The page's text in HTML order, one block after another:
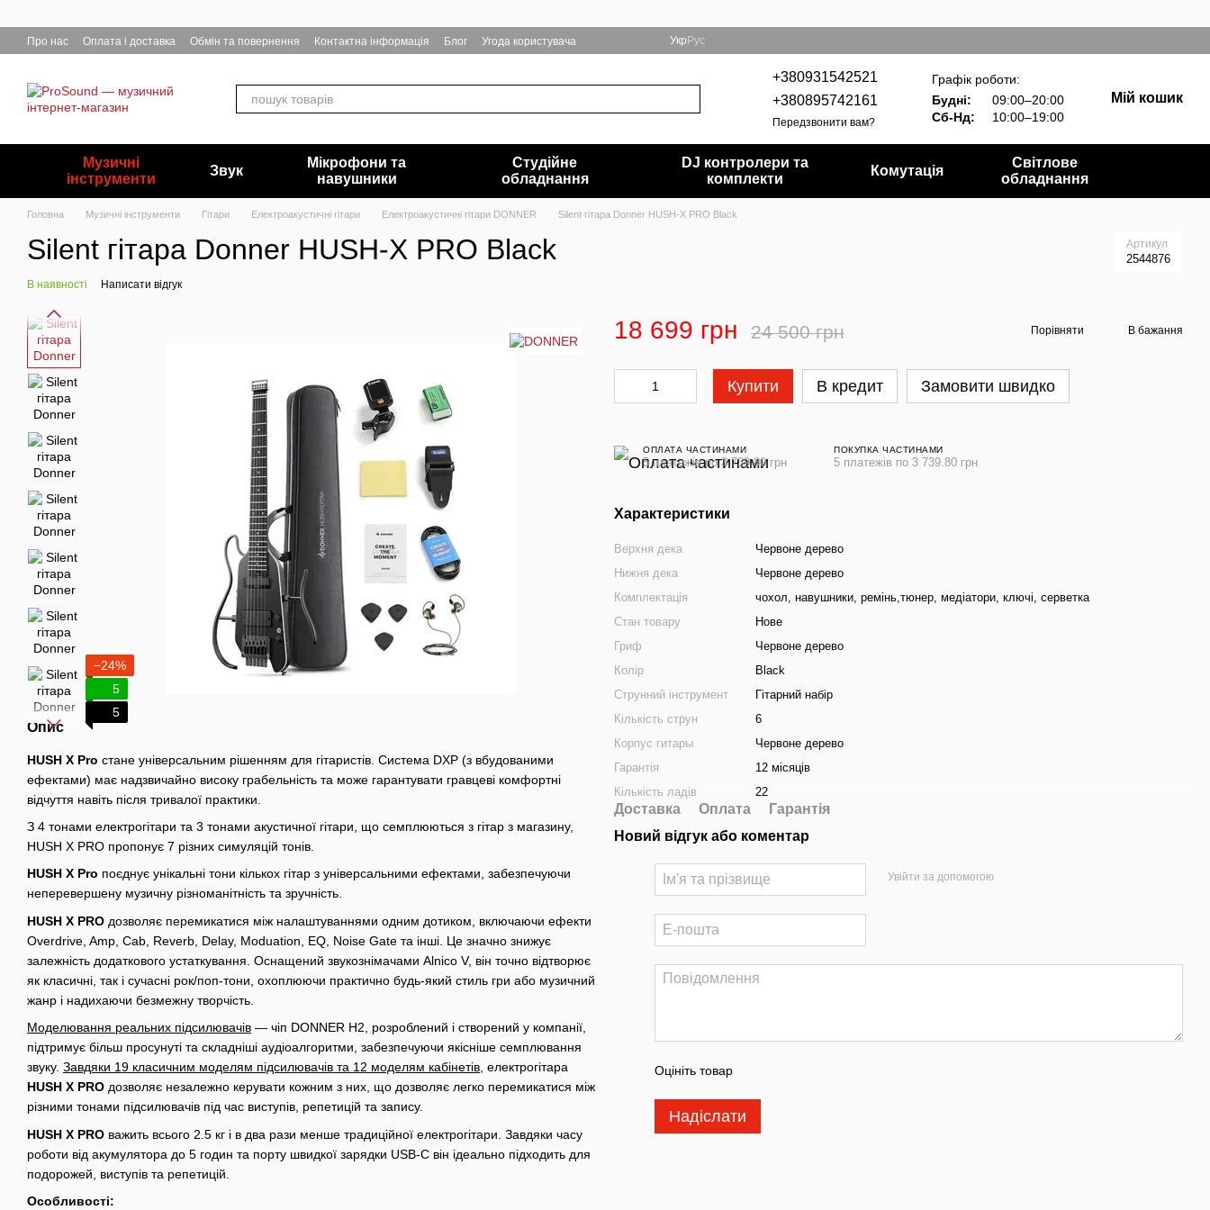
Про нас Оплата і доставка Обмін та повернення Контактна інформація Блог Угода користувача Укр Рус
+380931542521
+380895742161
Передзвонити вам?
Графік роботи:
Будні:
09:00–20:00
Сб-Нд:
10:00–19:00
Мій кошик
Музичні
інструменти
Звук
Мікрофони та
навушники
Студійне
обладнання
DJ контролери та
комплекти
Комутація
Світлове
обладнання
Головна Музичні інструменти Гітари Електроакустичні гітари Електроакустичні гітари DONNER Silent гітара Donner HUSH-X PRO Black
Silent гітара Donner HUSH-X PRO Black Артикул
2544876
В наявності Написати відгук
−24%
5
5
Опис
HUSH X Pro стане універсальним рішенням для гітаристів. Система DXP (з вбудованими
ефектами) має надзвичайно високу грабельність та може гарантувати гравцеві комфортні
відчуття навіть після тривалої практики.
З 4 тонами електрогітари та 3 тонами акустичної гітари, що семплюються з гітар з магазину,
HUSH X PRO пропонує 7 різних симуляцій тонів.
HUSH X Pro поєднує унікальні тони кількох гітар з універсальними ефектами, забезпечуючи
неперевершену музичну різноманітність та зручність.
HUSH X PRO дозволяє перемикатися між налаштуваннями одним дотиком, включаючи ефекти
Overdrive, Amp, Cab, Reverb, Delay, Moduation, EQ, Noise Gate та інші. Це значно знижує
залежність додаткового устаткування. Оснащений звукознімачами Alnico V, він точно відтворює
як класичні, так і сучасні рок/поп-тони, охоплюючи практично будь-який стиль гри або музичний
жанр і надихаючи безмежну творчість.
Моделювання реальних підсилювачів — чіп DONNER H2, розроблений і створений у компанії,
підтримує більш просунуті та складніші аудіоалгоритми, забезпечуючи якісніше семплювання
звуку. Завдяки 19 класичним моделям підсилювачів та 12 моделям кабінетів , електрогітара
HUSH X PRO дозволяє незалежно керувати кожним з них, що дозволяє легко перемикатися між
різними тонами підсилювачів під час виступів, репетицій та запису.
HUSH X PRO важить всього 2.5 кг і в два рази менше традиційної електрогітари. Завдяки часу
роботи від акумулятора до 5 годин та порту швидкої зарядки USB-C він ідеально підходить для
подорожей, виступів та репетицій.
Особливості:
18 699 грн 24 500 грн Порівняти В бажання
Купити В кредит Замовити швидко
ОПЛАТА ЧАСТИНАМИ
5 платежів по 3 739.80 грн
ПОКУПКА ЧАСТИНАМИ
5 платежів по 3 739.80 грн
Характеристики
Верхня дека
Червоне дерево
Нижня дека
Червоне дерево
Комплектація
чохол, навушники, ремінь,тюнер, медіатори, ключі, серветка
Стан товару
Нове
Гриф
Червоне дерево
Колір
Black
Струнний інструмент
Гітарний набір
Кількість струн
6
Корпус гитары
Червоне дерево
Гарантія
12 місяців
Кількість ладів
22
Доставка Оплата
Гарантія
Новий відгук або коментар
Увійти за допомогою
Оцініть товар
Надіслати